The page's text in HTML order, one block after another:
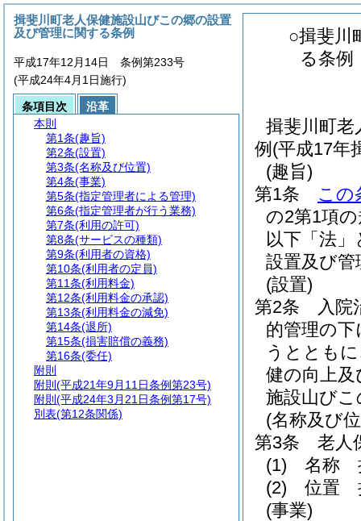
○揖斐川
る条例
揖斐川町
例(平成17年
(趣旨)
第1条
この
の2第1項
以下「法
設置及び
(設置)
第2条
入院
的管理の
うととも
健の向上
施設山びこ
(名称及び
第3条
老人
(1)
名称
(2)
位置
(事業)
揖斐川町老人保健施設山びこの郷の設置
及び管理に関する条例
平成17年12月14日 条例第233号
(平成24年4月1日施行)
条項目次
沿革
本則
第1条(趣旨)
第2条(設置)
第3条(名称及び位置)
第4条(事業)
第5条(指定管理者による管理)
第6条(指定管理者が行う業務)
第7条(利用の許可)
第8条(サービスの種類)
第9条(利用者の資格)
第10条(利用者の定員)
第11条(利用料金)
第12条(利用料金の承認)
第13条(利用料金の減免)
第14条(退所)
第15条(損害賠償の義務)
第16条(委任)
附則
附則 (平成21年9月11日条例第23号)
附則 (平成24年3月21日条例第17号)
別表(第12条関係)